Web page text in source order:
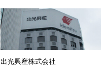
出光興産株式会社